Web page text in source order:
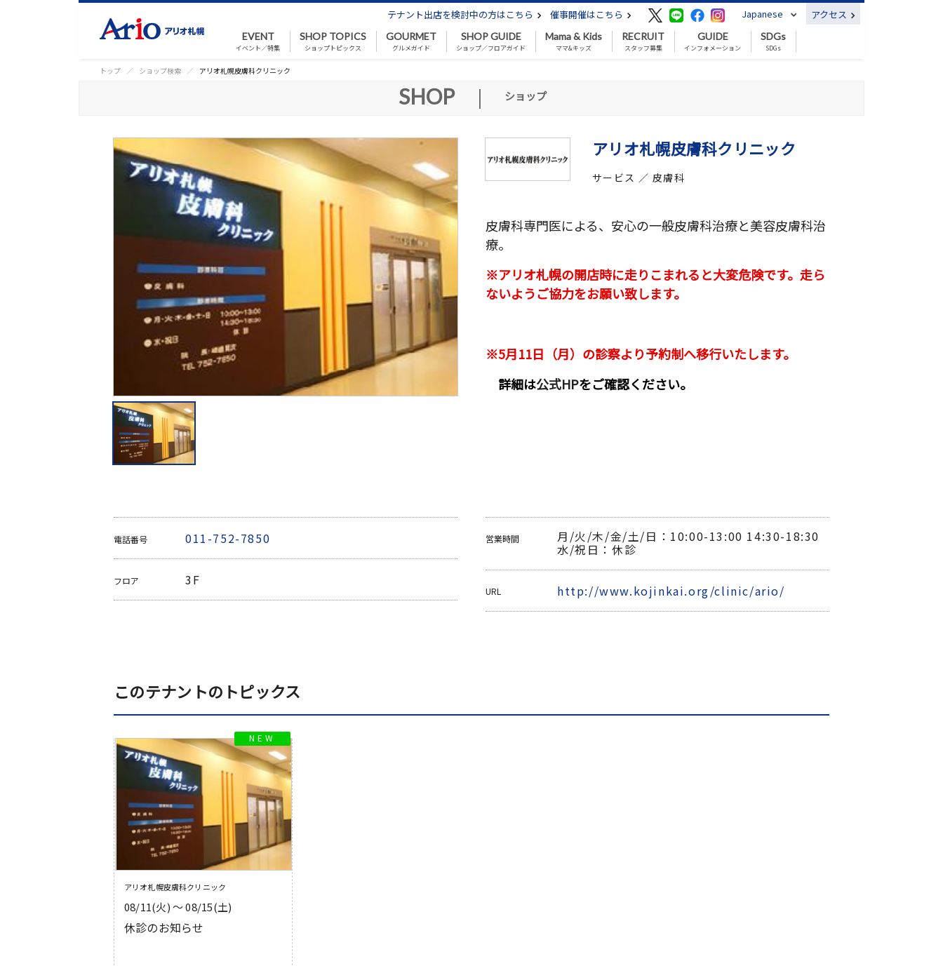
テナント出店を検討中の方はこちら 催事開催はこちら Japanese アクセス
EVENT
イベント／特集
SHOP TOPICS
ショップトピックス
GOURMET
グルメガイド
SHOP GUIDE
ショップ／フロアガイド
Mama & Kids
ママ&キッズ
RECRUIT
スタッフ募集
GUIDE
インフォメーション
SDGs
SDGs
トップ ショップ検索 アリオ札幌皮膚科クリニック
SHOP | ショップ
アリオ札幌皮膚科クリニック
サービス ／ 皮膚科
皮膚科専門医による、安心の一般皮膚科治療と美容皮膚科治
療。
※アリオ札幌の開店時に走りこまれると大変危険です。走ら
ないようご協力をお願い致します。
※5月11日（月）の診察より予約制へ移行いたします。
詳細は公式HPをご確認ください。
電話番号 011-752-7850
フロア 3F
営業時間 月/火/木/金/土/日：10:00-13:00 14:30-18:30
水/祝日：休診
URL http://www.kojinkai.org/clinic/ario/
このテナントのトピックス
アリオ札幌皮膚科クリニック
08/11(火) 〜 08/15(土)
休診のお知らせ